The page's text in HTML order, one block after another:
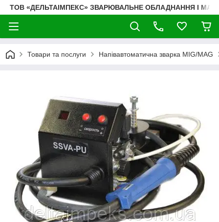
ТОВ «ДЕЛЬТАІМПЕКС» ЗВАРЮВАЛЬНЕ ОБЛАДНАННЯ І
Товари та послуги Напівавтоматична зварка MIG/MAG